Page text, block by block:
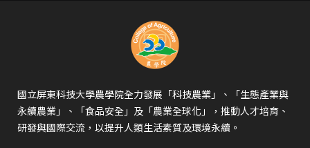
國立屏東科技大學農學院全力發展「科技農業」、「生態產業與
永續農業」、「食品安全」及「農業全球化」，推動人才培育、
研發與國際交流，以提升人類生活素質及環境永續。